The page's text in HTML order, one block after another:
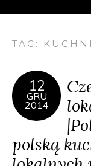
TAG:
12
GRU
2014
polską